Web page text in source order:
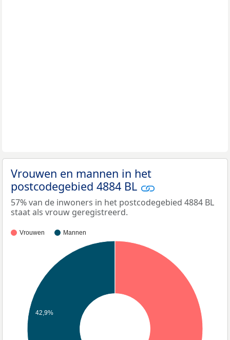
Vrouwen en mannen in het
postcodegebied 4884 BL
57% van de inwoners in het postcodegebied 4884 BL
staat als vrouw geregistreerd.
Vrouwen Mannen
42,9%